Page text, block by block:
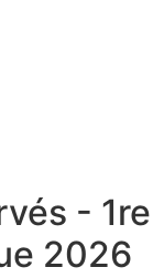
- 1re
2026